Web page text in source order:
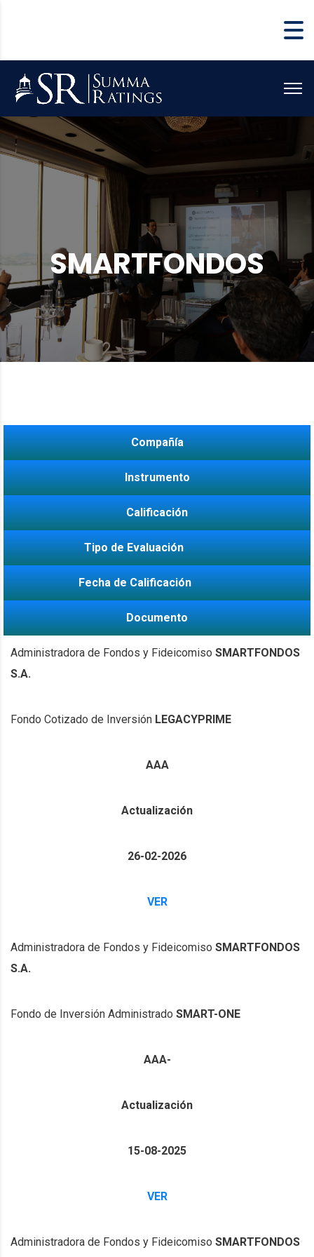
SMARTFONDOS
Compañía
Instrumento
Calificación
Tipo de Evaluación
Fecha de Calificación
Documento
Administradora de Fondos y Fideicomiso SMARTFONDOS
S.A.
Fondo Cotizado de Inversión LEGACYPRIME
AAA
Actualización
26-02-2026
VER
Administradora de Fondos y Fideicomiso SMARTFONDOS
S.A.
Fondo de Inversión Administrado SMART-ONE
AAA-
Actualización
15-08-2025
VER
Administradora de Fondos y Fideicomiso SMARTFONDOS